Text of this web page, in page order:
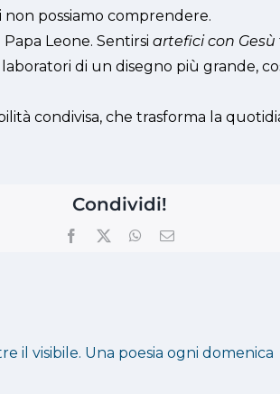
non possiamo comprendere.
Leone. Sentirsi artefici con Gesù
di un disegno più grande,
condivisa, che trasforma la
Condividi!
Facebook WhatsApp
Email